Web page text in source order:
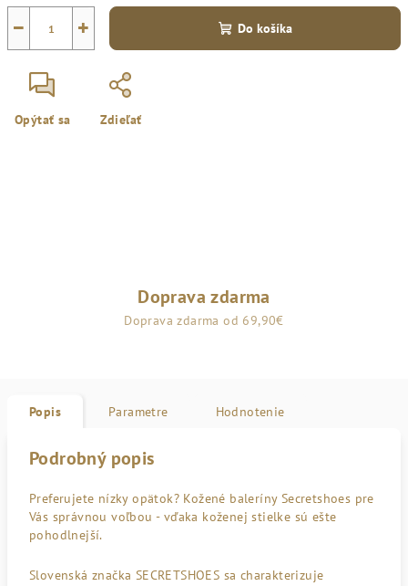
+
− Do košíka
Opýtať sa Zdieľať
Doprava zdarma
Doprava zdarma od 69,90€
Popis Parametre Hodnotenie
Podrobný popis
Preferujete nízky opätok? Kožené baleríny Secretshoes pre
Vás správnou voľbou - vďaka koženej stielke sú ešte
pohodlnejší.
Slovenská značka SECRETSHOES sa charakterizuje